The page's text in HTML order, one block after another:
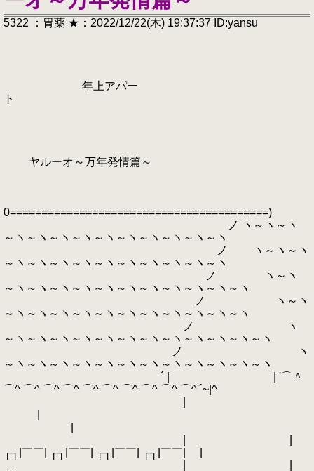
5322 ：胃薬 ★：2022/12/22(木) 19:37:37 ID:yansu
年上アパー
ト
ヤルーオ～万年発情篇～
0=========================================)
ノ ヽ～ヽ～ヽ
～ヽ～ヽ～ヽ～ヽ～ヽ～ヽ～ヽ～ヽ～ヽ～ヽ
ノ ヽ～ヽ～ヽ
～ヽ～ヽ～ヽ～ヽ～ヽ～ヽ～ヽ～ヽ～ヽ～ヽ
ノ ヽ～ヽ
～ヽ～ヽ～ヽ～ヽ～ヽ～ヽ～ヽ～ヽ～ヽ～ヽ～ヽ
ノ ヽ～ヽ
～ヽ～ヽ～ヽ～ヽ～ヽ～ヽ～ヽ～ヽ～ヽ～ヽ～ヽ
ノ ヽ
～ヽ～ヽ～ヽ～ヽ～ヽ～ヽ～ヽ～ヽ～ヽ～ヽ～ヽ～ヽ
ノ ヽ
～ヽ～ヽ～ヽ～ヽ～ヽ～ヽ～ヽ～ヽ～ヽ～ヽ～ヽ～ヽ
´ | | '⌒＾
⌒^ ⌒^ ⌒^ ⌒^ ⌒^ ⌒^ ⌒^ ⌒^ ⌒^ ⌒^'´~|^
┌┐|￣￣| ┌┐|￣￣| ┌┐|￣￣| ┌┐|￣￣| |